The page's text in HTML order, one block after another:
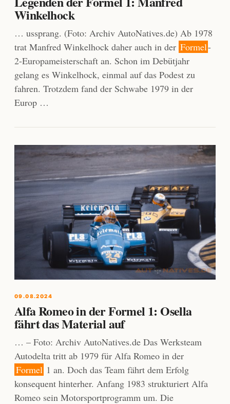
Winkelhock
… ussprang. (Foto: Archiv AutoNatives.de) Ab 1978
trat Manfred Winkelhock daher auch in der Formel-
2-Europameisterschaft an. Schon im Debütjahr
gelang es Winkelhock, einmal auf das Podest zu
fahren. Trotzdem fand der Schwabe 1979 in der
Europ …
09.08.2024
Alfa Romeo in der Formel 1: Osella
fährt das Material auf
… – Foto: Archiv AutoNatives.de Das Werksteam
Autodelta tritt ab 1979 für Alfa Romeo in der
Formel 1 an. Doch das Team fährt dem Erfolg
konsequent hinterher. Anfang 1983 strukturiert Alfa
Romeo sein Motorsportprogramm um. Die